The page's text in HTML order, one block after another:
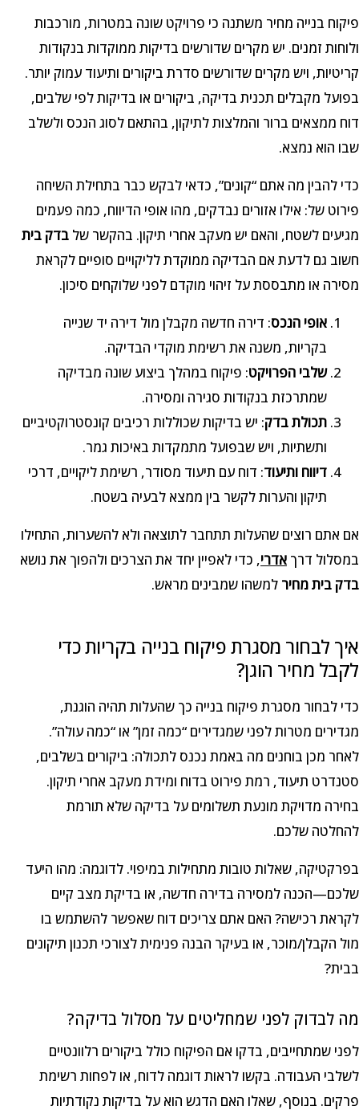
פיקוח בנייה מחיר משתנה כי פרויקט שונה במטרות, מורכבות
ולוחות זמנים. יש מקרים שדורשים בדיקות ממוקדות בנקודות
קריטיות, ויש מקרים שדורשים סדרת ביקורים ותיעוד עמוק יותר.
בפועל מקבלים תכנית בדיקה, ביקורים או בדיקות לפי שלבים,
דוח ממצאים ברור והמלצות לתיקון, בהתאם לסוג הנכס ולשלב
שבו הוא נמצא.
כדי להבין מה אתם “קונים”, כדאי לבקש כבר בתחילת השיחה
פירוט של: אילו אזורים נבדקים, מהו אופי הדיווח, כמה פעמים
מגיעים לשטח, והאם יש מעקב אחרי תיקון. בהקשר של בדק בית
חשוב גם לדעת אם הבדיקה ממוקדת לליקויים סופיים לקראת
מסירה או מתבססת על זיהוי מוקדם לפני שלוקחים סיכון.
אופי הנכס: דירה חדשה מקבלן מול דירה יד שנייה
בקריות, משנה את רשימת מוקדי הבדיקה.
שלבי הפרויקט: פיקוח במהלך ביצוע שונה מבדיקה
שמתרכזת בנקודות סגירה ומסירה.
תכולת בדק: יש בדיקות שכוללות רכיבים קונסטרוקטיביים
ותשתיות, ויש שבפועל מתמקדות באיכות גמר.
דיווח ותיעוד: דוח עם תיעוד מסודר, רשימת ליקויים, דרכי
תיקון והערות לקשר בין ממצא לבעיה בשטח.
אם אתם רוצים שהעלות תתחבר לתוצאה ולא להשערות, התחילו
במסלול דרך אדרי, כדי לאפיין יחד את הצרכים ולהפוך את נושא
בדק בית מחיר למשהו שמבינים מראש.
איך לבחור מסגרת פיקוח בנייה בקריות כדי
לקבל מחיר הוגן?
כדי לבחור מסגרת פיקוח בנייה כך שהעלות תהיה הוגנת,
מגדירים מטרות לפני שמגדירים “כמה זמן” או “כמה עולה”.
לאחר מכן בוחנים מה באמת נכנס לתכולה: ביקורים בשלבים,
סטנדרט תיעוד, רמת פירוט בדוח ומידת מעקב אחרי תיקון.
בחירה מדויקת מונעת תשלומים על בדיקה שלא תורמת
להחלטה שלכם.
בפרקטיקה, שאלות טובות מתחילות במיפוי. לדוגמה: מהו היעד
שלכם—הכנה למסירה בדירה חדשה, או בדיקת מצב קיים
לקראת רכישה? האם אתם צריכים דוח שאפשר להשתמש בו
מול הקבלן/מוכר, או בעיקר הבנה פנימית לצורכי תכנון תיקונים
בבית?
מה לבדוק לפני שמחליטים על מסלול בדיקה?
לפני שמתחייבים, בדקו אם הפיקוח כולל ביקורים רלוונטיים
לשלבי העבודה. בקשו לראות דוגמה לדוח, או לפחות רשימת
פרקים. בנוסף, שאלו האם הדגש הוא על בדיקות נקודתיות